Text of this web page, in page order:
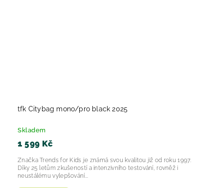
tfk Citybag mono/pro black 2025
Skladem
1 599 Kč
Značka Trends for Kids je známá svou kvalitou již od roku 1997.
Díky 25 letům zkušeností a intenzivního testování, rovněž i
neustálému vylepšování...